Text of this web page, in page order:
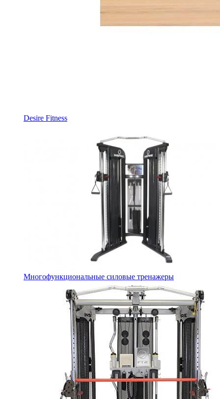
Desire Fitness
Многофункциональные силовые тренажеры